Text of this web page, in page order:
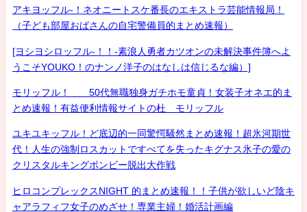
アキヨッフル-！ネオニートスケ番長のエキストラ芸能情報局！
（子ども部屋おばさんの自宅警備員的まとめ速報）
[ヨシヨシロッフル-！！-素浪人勇者カツオンの未解決事件簿へよ
うこそYOUKO！のナンノ洋子のはなしは信じるな編）]
モリッフル！ 50代無職独身ガチホモ童貞！女装子オネエ的ま
とめ速報！有益便利情報サイトの杜 モリッフル
ユキユキッフル！ど底辺的一同驚愕騒然まとめ速報！超氷河期世
代！人生の強制ロスカットですべてを失ったキグナス氷子の愛の
クリスタルキングボンビー脱出大作戦
ヒロコンプレックスNIGHT 的まとめ速報！！子供が欲しいど陰キ
ャアラフィフ女子のめざせ！専業主婦！婚活計画編